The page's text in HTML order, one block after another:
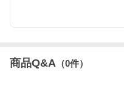
商品Q&A （0件）